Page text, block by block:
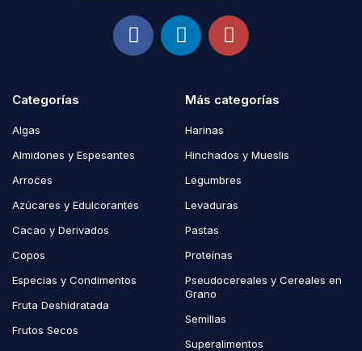
Categorías
Algas
Almidones y Espesantes
Arroces
Azúcares y Edulcorantes
Cacao y Derivados
Copos
Especias y Condimentos
Fruta Deshidratada
Frutos Secos
Más categorías
Harinas
Hinchados y Mueslis
Legumbres
Levaduras
Pastas
Proteínas
Pseudocereales y Cereales en
Grano
Semillas
Superalimentos